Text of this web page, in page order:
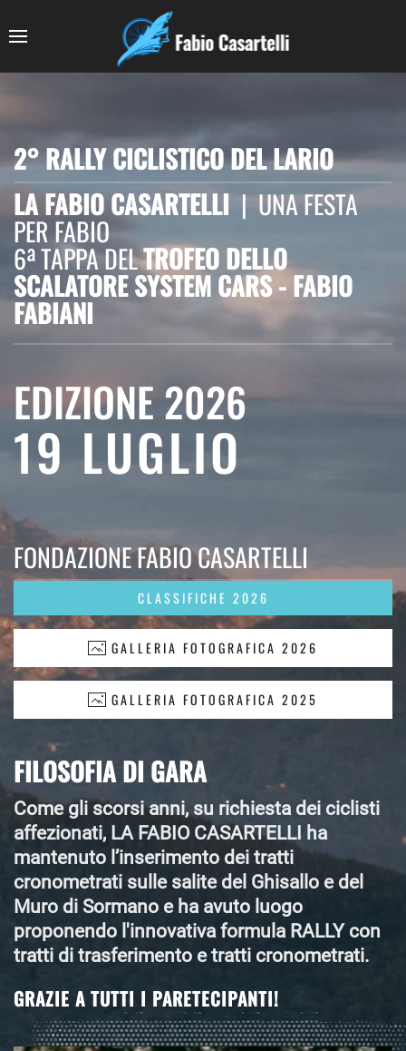
2° RALLY CICLISTICO DEL LARIO
LA FABIO CASARTELLI | UNA FESTA
PER FABIO
6ª TAPPA DELTROFEO DELLO
SCALATORE SYSTEM CARS - FABIO
FABIANI
EDIZIONE 2026
19 LUGLIO
FONDAZIONE FABIO CASARTELLI
CLASSIFICHE 2026
GALLERIA FOTOGRAFICA 2026
GALLERIA FOTOGRAFICA 2025
FILOSOFIA DI GARA
Come gli scorsi anni, su richiesta dei ciclisti
affezionati, LA FABIO CASARTELLI ha
mantenuto l’inserimento dei tratti
cronometrati sulle salite del Ghisallo e del
Muro di Sormano e ha avuto luogo
proponendo l'innovativa formula RALLY con
tratti di trasferimento e tratti cronometrati.
GRAZIE A TUTTI I PARETECIPANTI!